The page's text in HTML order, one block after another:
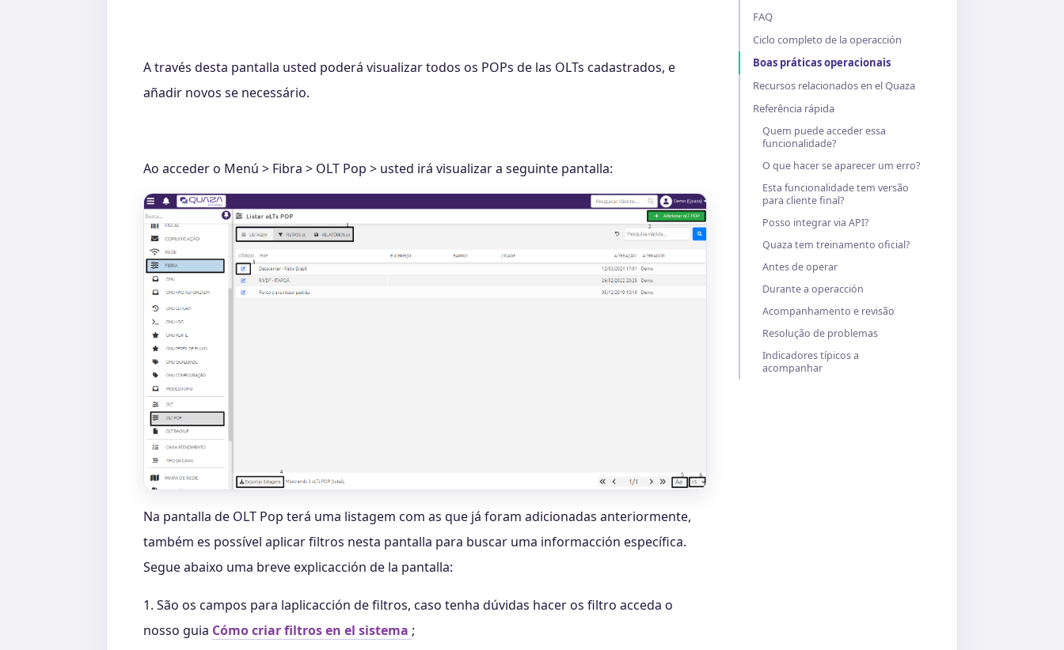
A través desta pantalla usted poderá visualizar todos os POPs de las OLTs cadastrados, e
añadir novos se necessário.
Ao acceder o Menú > Fibra > OLT Pop > usted irá visualizar a seguinte pantalla:
Na pantalla de OLT Pop terá uma listagem com as que já foram adicionadas anteriormente,
também es possível aplicar filtros nesta pantalla para buscar uma informacción específica.
Segue abaixo uma breve explicacción de la pantalla:
1. São os campos para laplicacción de filtros, caso tenha dúvidas hacer os filtro acceda o
nosso guia Cómo criar filtros en el sistema ;
FAQ
Ciclo completo de la operacción
Boas práticas operacionais
Recursos relacionados en el Quaza
Referência rápida
Quem puede acceder essa
funcionalidade?
O que hacer se aparecer um erro?
Esta funcionalidade tem versão
para cliente final?
Posso integrar via API?
Quaza tem treinamento oficial?
Antes de operar
Durante a operacción
Acompanhamento e revisão
Resolução de problemas
Indicadores típicos a
acompanhar